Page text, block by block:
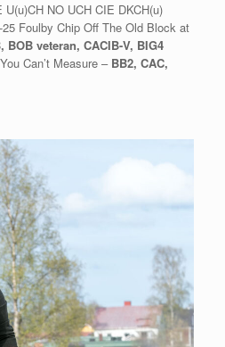
U(u)CH NO UCH CIE DKCH(u)
Foulby Chip Off The Old Block at
BOB veteran, CACIB-V, BIG4
Can’t Measure – BB2, CAC,